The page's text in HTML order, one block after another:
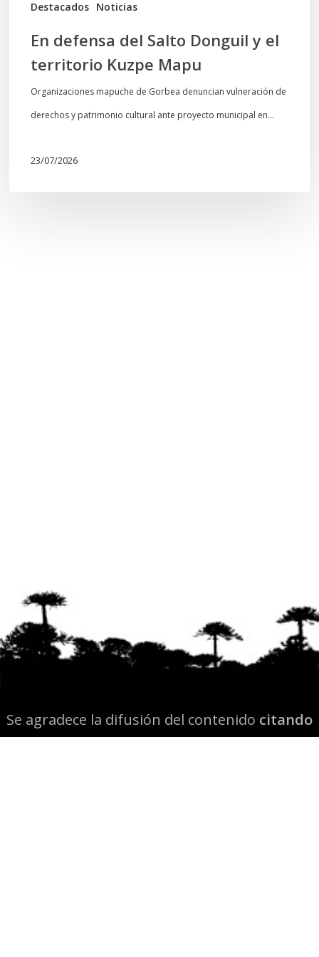
Destacados Noticias
En defensa del Salto Donguil y el
territorio Kuzpe Mapu
Organizaciones mapuche de Gorbea denuncian vulneración de
derechos y patrimonio cultural ante proyecto municipal en…
23/07/2026
Se agradece la difusión del contenido citando
la fuente www.mapuexpress.org